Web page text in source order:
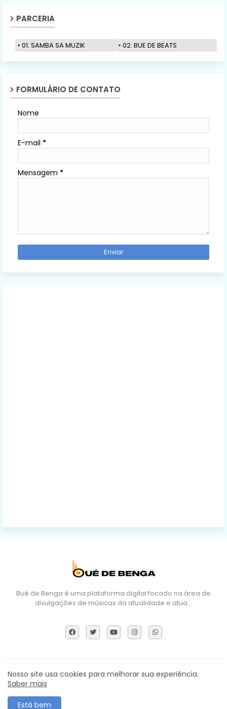
PARCERIA
01. SAMBA SA MUZIK 02. BUE DE BEATS
FORMULÁRIO DE CONTATO
Nome
E-mail *
Mensagem *
Bué de Benga é uma plataforma digital focado na área de
divulgações de músicas da atualidade e atua…
Sobre Nós DMCA Termos e Políticas Contactos
Nosso site usa cookies para melhorar sua experiência.
Saber mais
Está bem